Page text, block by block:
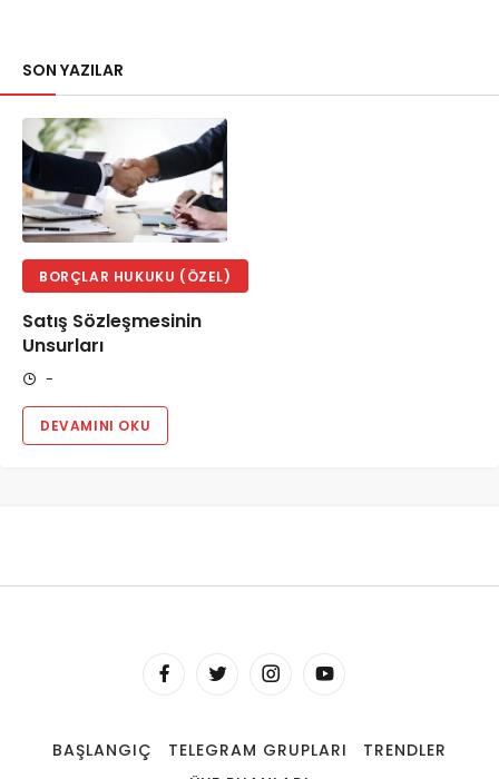
SON YAZILAR
BORÇLAR HUKUKU (ÖZEL)
Satış Sözleşmesinin
Unsurları
-
DEVAMINI OKU
BAŞLANGIÇ TELEGRAM GRUPLARI
TRENDLER